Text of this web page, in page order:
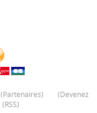
(Partenaires) (Devenez
(RSS)